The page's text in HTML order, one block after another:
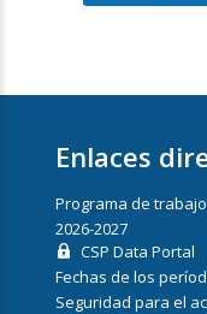
Enlaces
Programa de
2026-2027
CSP Data Portal
Fechas de los
Seguridad para el